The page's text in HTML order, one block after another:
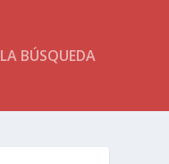
LA BÚSQUEDA